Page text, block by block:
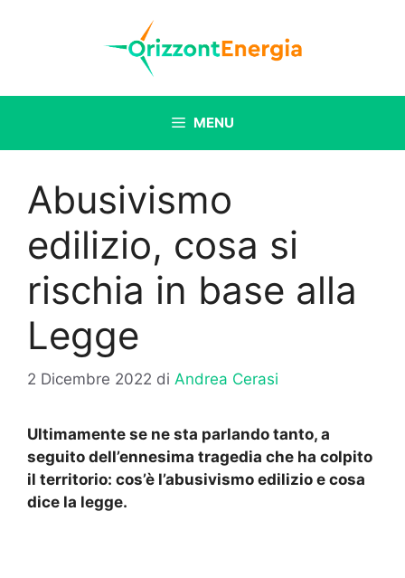
MENU
Abusivismo
edilizio, cosa si
rischia in base alla
Legge
2 Dicembre 2022 di Andrea Cerasi
Ultimamente se ne sta parlando tanto, a
seguito dell’ennesima tragedia che ha colpito
il territorio: cos’è l’abusivismo edilizio e cosa
dice la legge.